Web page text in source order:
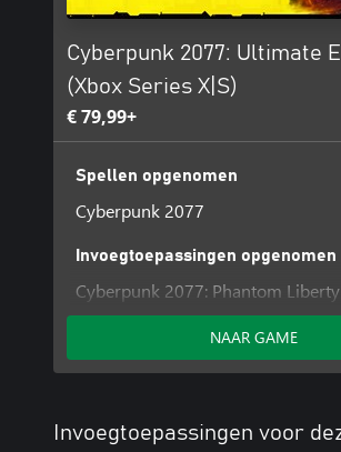
Cyberpunk 2077: Ultimate
(Xbox Series X|S)
€ 79,99+
Spellen opgenomen
Cyberpunk 2077
Invoegtoepassingen opgenomen
Cyberpunk 2077: Phantom Liberty
NAAR GAME
Invoegtoepassingen voor